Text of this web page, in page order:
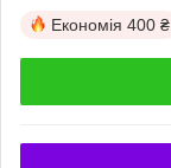
Економія 400 ₴